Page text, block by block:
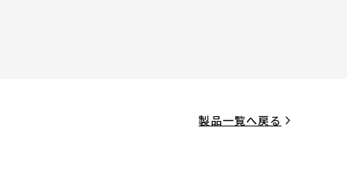
製品一覧へ戻る